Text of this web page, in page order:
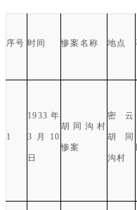
序号 时间 惨案名称 地点
1
1933 年
3 月 10
日
胡同沟村
惨案
密云
胡同
沟村